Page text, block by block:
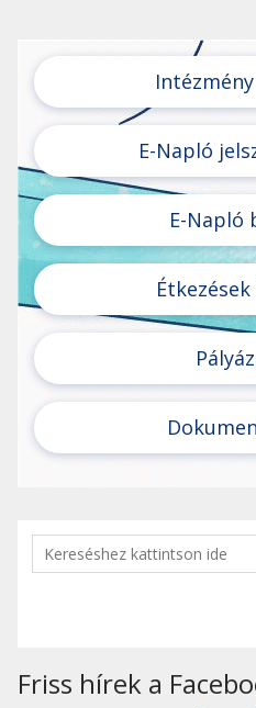
E-Napló
E-Napló
Friss hírek a